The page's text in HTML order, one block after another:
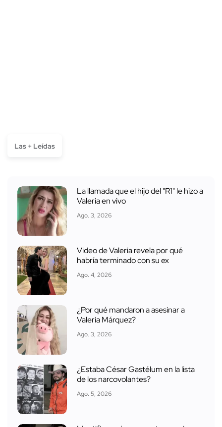
Las + Leídas
La llamada que el hijo del "R1" le hizo a
Valeria en vivo
Ago. 3, 2026
Video de Valeria revela por qué
habría terminado con su ex
Ago. 4, 2026
¿Por qué mandaron a asesinar a
Valeria Márquez?
Ago. 3, 2026
¿Estaba César Gastélum en la lista
de los narcovolantes?
Ago. 5, 2026